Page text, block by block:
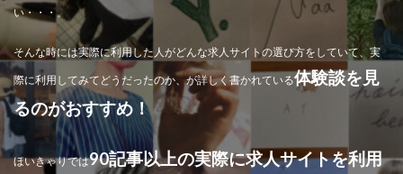
い・・・。
そんな時には実際に利用した人がどんな求人サイトの選び方をしていて、実
際に利用してみてどうだったのか、が詳しく書かれている体験談を見
るのがおすすめ！
ほいきゃりでは90記事以上の実際に求人サイトを利用